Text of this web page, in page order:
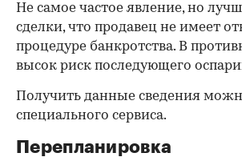
Не самое частое явление, но
сделки, что продавец не имеет
процедуре банкротства. В
высок риск последующего
Получить данные сведения
специального сервиса.
Перепланировка